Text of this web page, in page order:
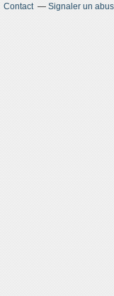
Contact
Signaler un abus